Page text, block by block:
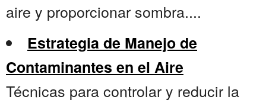
aire y proporcionar sombra....
Estrategia de Manejo de
Contaminantes en el Aire
Técnicas para controlar y reducir la